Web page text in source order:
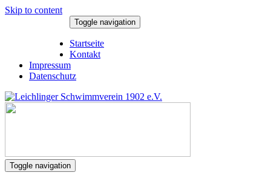
Skip to content
Toggle navigation
Startseite
Kontakt
Impressum
Datenschutz
Toggle navigation